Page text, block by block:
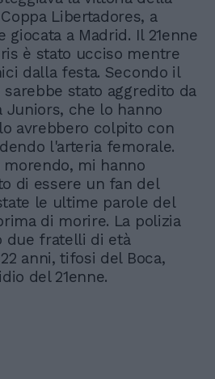
Libertadores, a
a Madrid. Il 21enne
è stato ucciso mentre
dalla festa. Secondo il
sarebbe stato aggredito da
Juniors, che lo hanno
avrebbero colpito con
l'arteria femorale.
mi hanno
di essere un fan del
le ultime parole del
di morire. La polizia
due fratelli di età
anni, tifosi del Boca,
del 21enne.